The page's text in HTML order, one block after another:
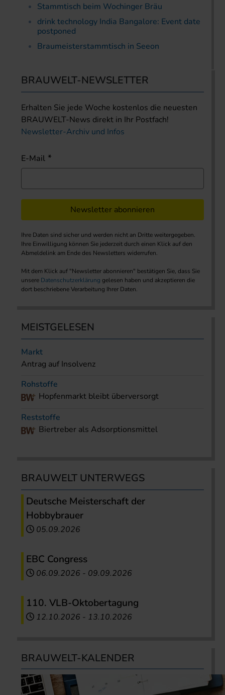
Stammtisch beim Wochinger Bräu
drink technology India Bangalore: Event date
postponed
Braumeisterstammtisch in Seeon
BRAUWELT-NEWSLETTER
Erhalten Sie jede Woche kostenlos die neuesten
BRAUWELT-News direkt in Ihr Postfach!
Newsletter-Archiv und Infos
E-Mail
Newsletter abonnieren
Ihre Daten sind sicher und werden nicht an Dritte weitergegeben.
Ihre Einwilligung können Sie jederzeit durch einen Klick auf den
Abmeldelink am Ende des Newsletters widerrufen.
Mit dem Klick auf "Newsletter abonnieren" bestätigen Sie, dass Sie
unsere Datenschutzerklärung gelesen haben und akzeptieren die
dort beschriebene Verarbeitung Ihrer Daten.
MEISTGELESEN
Markt
Antrag auf Insolvenz
Rohstoffe
Hopfenmarkt bleibt überversorgt
Reststoffe
Biertreber als Adsorptionsmittel
BRAUWELT UNTERWEGS
Deutsche Meisterschaft der
Hobbybrauer
05.09.2026
EBC Congress
06.09.2026 - 09.09.2026
110. VLB-Oktobertagung
12.10.2026 - 13.10.2026
BRAUWELT-KALENDER